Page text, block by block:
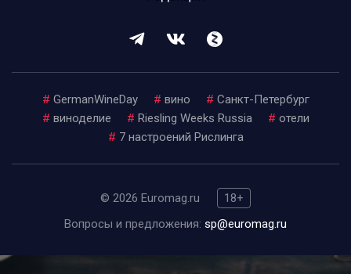
# GermanWineDay # вино # Санкт-Петербург
# виноделие # Riesling Weeks Russia # отели
# 7 настроений Рислинга
© 2026 Euromag.ru
18+
Вопросы и предложения: sp@euromag.ru